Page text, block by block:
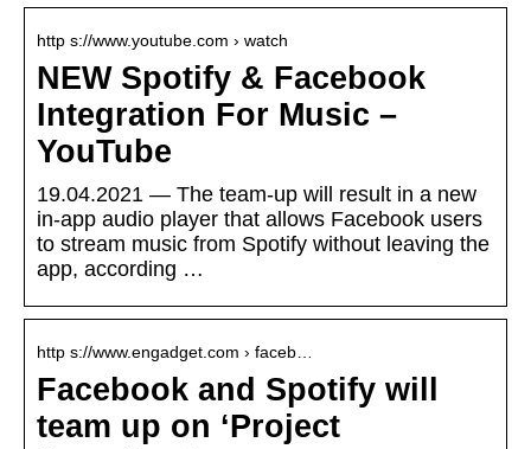
http s://www.youtube.com › watch
NEW Spotify & Facebook
Integration For Music –
YouTube
19.04.2021 — The team-up will result in a new
in-app audio player that allows Facebook users
to stream music from Spotify without leaving the
app, according …
http s://www.engadget.com › faceb…
Facebook and Spotify will
team up on ‘Project